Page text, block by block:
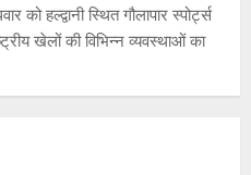
को हल्द्वानी स्थित गौलापार स्पोर्ट्स
खेलों की विभिन्न व्यवस्थाओं का